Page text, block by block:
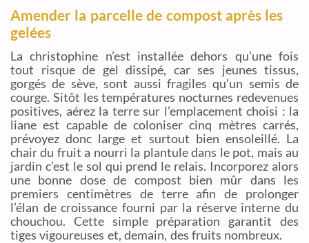
Amender la parcelle de compost après les
gelées
La christophine n’est installée dehors qu’une fois
tout risque de gel dissipé, car ses jeunes tissus,
gorgés de sève, sont aussi fragiles qu’un semis de
courge. Sitôt les températures nocturnes redevenues
positives, aérez la terre sur l’emplacement choisi : la
liane est capable de coloniser cinq mètres carrés,
prévoyez donc large et surtout bien ensoleillé. La
chair du fruit a nourri la plantule dans le pot, mais au
jardin c’est le sol qui prend le relais. Incorporez alors
une bonne dose de compost bien mûr dans les
premiers centimètres de terre afin de prolonger
l’élan de croissance fourni par la réserve interne du
chouchou. Cette simple préparation garantit des
tiges vigoureuses et, demain, des fruits nombreux.